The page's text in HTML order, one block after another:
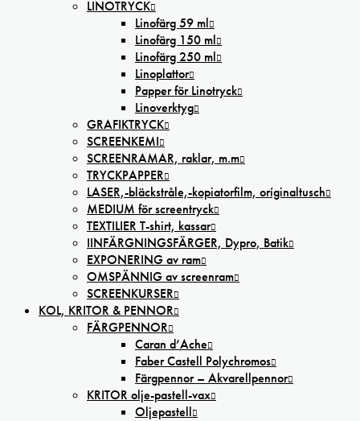
LINOTRYCK
Linofärg 59 ml
Linofärg 150 ml
Linofärg 250 ml
Linoplattor
Papper för Linotryck
Linoverktyg
GRAFIKTRYCK
SCREENKEMI
SCREENRAMAR, raklar, m.m
TRYCKPAPPER
LASER,-bläckstråle,-kopiatorfilm, oríginaltusch
MEDIUM för screentryck
TEXTILIER T-shirt, kassar
IINFÄRGNINGSFÄRGER, Dypro, Batik
EXPONERING av ram
OMSPÄNNIG av screenram
SCREENKURSER
KOL, KRITOR & PENNOR
FÄRGPENNOR
Caran d’Ache
Faber Castell Polychromos
Färgpennor – Akvarellpennor
KRITOR olje-pastell-vax
Oljepastell